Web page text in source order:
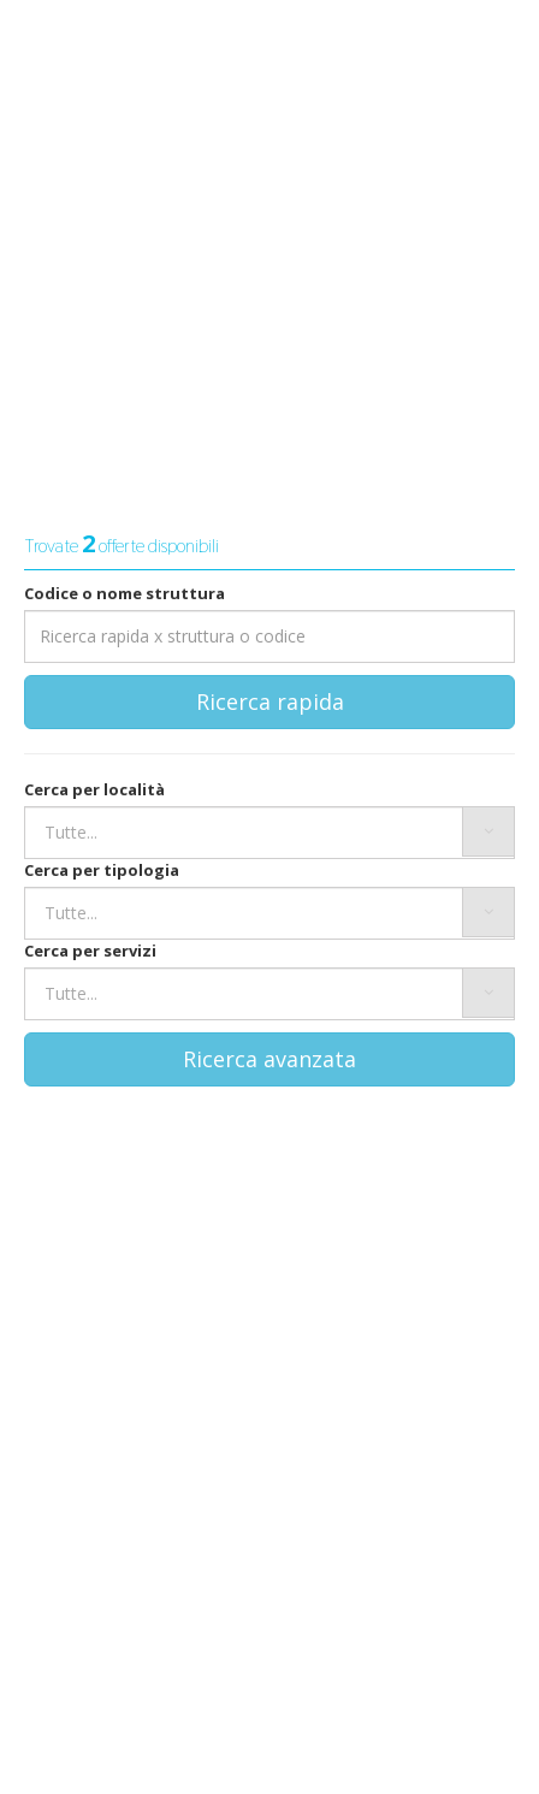
Trovate2offerte disponibili
Codice o nome struttura
Ricerca rapida
Cerca per località
Cerca per tipologia
Cerca per servizi
Ricerca avanzata